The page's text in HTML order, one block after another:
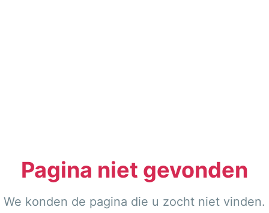
Pagina niet gevonden
We konden de pagina die u zocht niet vinden.